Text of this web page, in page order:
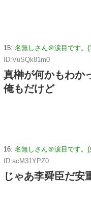
15: 名無しさん＠涙目です。
ID:VuSQk81m0
真榊が何かもわか
俺もだけど
16: 名無しさん＠涙目です。
ID:acM31YPZ0
じゃあ李舜臣だ安